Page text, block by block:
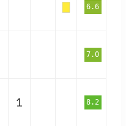
6.6
7.0
1 8.2